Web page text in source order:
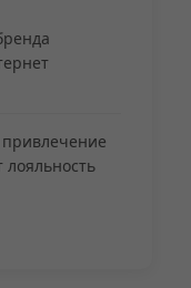
привлечение